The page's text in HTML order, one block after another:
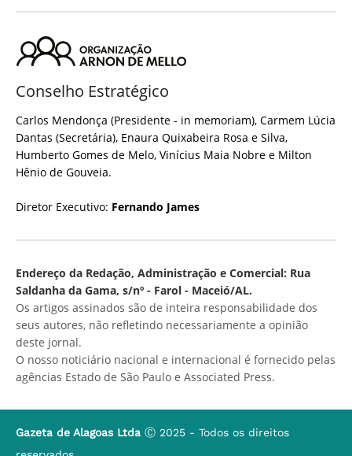
Conselho Estratégico
Carlos Mendonça (Presidente - in memoriam), Carmem Lúcia
Dantas (Secretária), Enaura Quixabeira Rosa e Silva,
Humberto Gomes de Melo, Vinícius Maia Nobre e Milton
Hênio de Gouveia.
Diretor Executivo: Fernando James
Endereço da Redação, Administração e Comercial: Rua
Saldanha da Gama, s/nº - Farol - Maceió/AL.
Os artigos assinados são de inteira responsabilidade dos
seus autores, não refletindo necessariamente a opinião
deste jornal.
O nosso noticiário nacional e internacional é fornecido pelas
agências Estado de São Paulo e Associated Press.
Gazeta de Alagoas Ltda Ⓒ 2025 - Todos os direitos